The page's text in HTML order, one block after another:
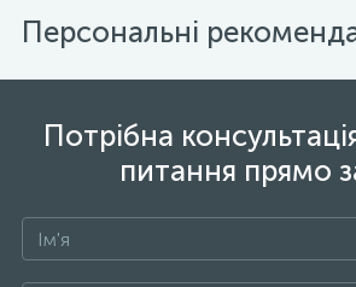
Персональні
Потрібна
питання прямо